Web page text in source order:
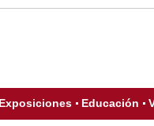
Exposiciones Educación